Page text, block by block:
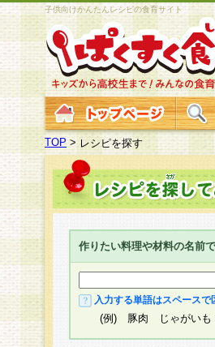
子供向けかんたんレシピの食育サイト
TOP >レシピを探す
作りたい料理や材料の名前
入力する単語はスペースで
(例) 豚肉 じゃがいも